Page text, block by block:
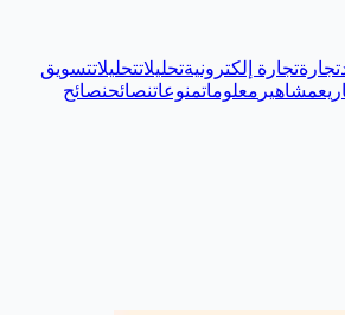
تجارةتجارة إلكترونيةتحليلاتتحليلاتتسويق
مشاهير معلوماتمنوعاتنصائحنصائح